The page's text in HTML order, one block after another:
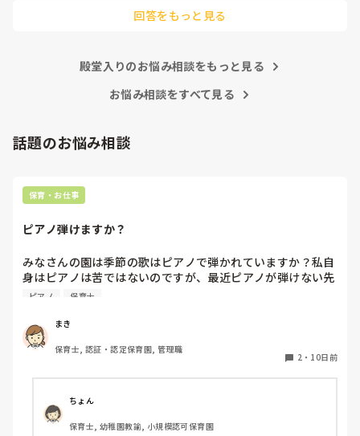
回答をもっと見る
殿堂入りのお悩み相談をもっと見る
お悩み相談をすべて見る
話題のお悩み相談
保育・お仕事
ピアノ弾けますか？
みなさんの園は季節の歌はピアノで弾かれていますか？私自
身はピアノは苦ではないのですが、最近ピアノが弾けない先
生が多く、季節の歌をうたう際に演奏が止まったり、弾き直
これならもう音源つかったほうがよい？と思うのですが、そ
こは練習すべき…という声もあってよくわからなくなりまし
た💦
ピアノ 保育士
まき
保育士, 認証・認定保育園, 管理職
2 ・ 10日前
ちょん
保育士, 幼稚園教諭, 小規模認可保育園